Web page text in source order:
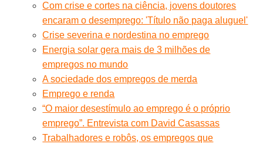
Com crise e cortes na ciência, jovens doutores
encaram o desemprego: 'Título não paga aluguel'
Crise severina e nordestina no emprego
Energia solar gera mais de 3 milhões de
empregos no mundo
A sociedade dos empregos de merda
Emprego e renda
“O maior desestímulo ao emprego é o próprio
emprego”. Entrevista com David Casassas
Trabalhadores e robôs, os empregos que